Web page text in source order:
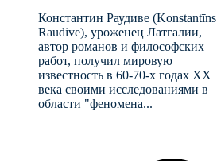
Константин Раудиве (Konstantīns
Raudive), уроженец Латгалии,
автор романов и философских
работ, получил мировую
известность в 60-70-х годах XX
века своими исследованиями в
области "феномена...